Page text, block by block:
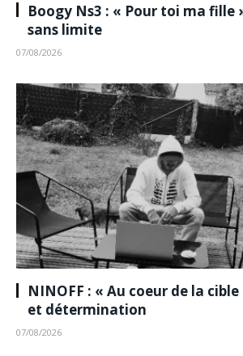
Boogy Ns3 : « Pour toi ma fille
sans limite
07/08/2026
NINOFF : « Au coeur de la
et détermination
07/08/2026